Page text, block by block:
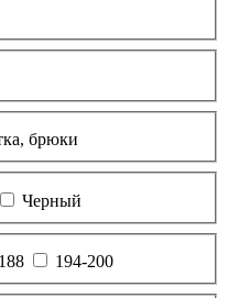
брюки
Черный
194-200